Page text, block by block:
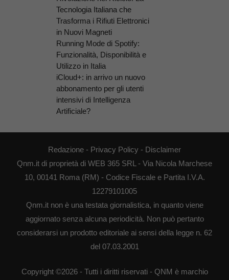
Tecnologia Italiana che
Trasforma i Rifiuti Elettronici
in Nuovi Magneti
Running Mode di Spotify:
Funzionalità, Disponibilità e
Utilizzo in Italia
iCloud+: in arrivo un nuovo
abbonamento per gli utenti
intensivi di Intelligenza
Artificiale?
Redazione - Privacy Policy - Disclaimer
Qnm.it di proprietà di WEB 365 SRL - Via Nicola Marchese
10, 00141 Roma (RM) - Codice Fiscale e Partita I.V.A.
12279101005
Qnm.it non è una testata giornalistica, in quanto viene
aggiornato senza alcuna periodicità. Non può pertanto
considerarsi un prodotto editoriale ai sensi della legge n. 62
del 07.03.2001
Copyright ©2026 - Tutti i diritti riservati - QNM è marchio